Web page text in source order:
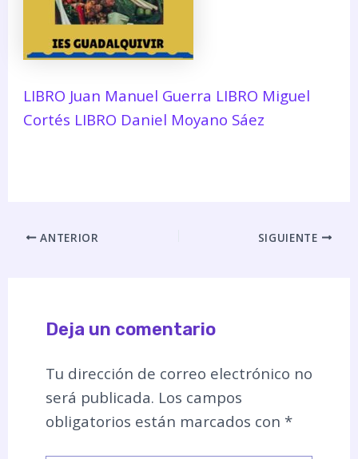
LIBRO Juan Manuel Guerra LIBRO Miguel
Cortés LIBRO Daniel Moyano Sáez
ANTERIOR SIGUIENTE
Deja un comentario
Tu dirección de correo electrónico no
será publicada. Los campos
obligatorios están marcados con *